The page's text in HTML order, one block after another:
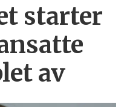
starter
av